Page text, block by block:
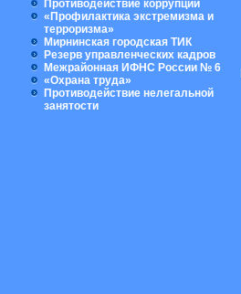
Противодействие коррупции
«Профилактика экстремизма и
терроризма»
Мирнинская городская ТИК
Резерв управленческих кадров
Межрайонная ИФНС России № 6
«Охрана труда»
Противодействие нелегальной
занятости